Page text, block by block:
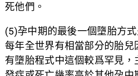
死他們。
(5)孕中期的最後一個墮胎方式
每年全世界有相當部分的胎兒
有墮胎程式中這個較爲罕見，